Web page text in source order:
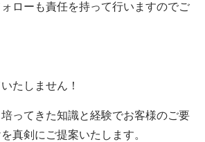
ローも責任を持って行いますのでご
たしません！
ってきた知識と経験でお客様のご要
真剣にご提案いたします。